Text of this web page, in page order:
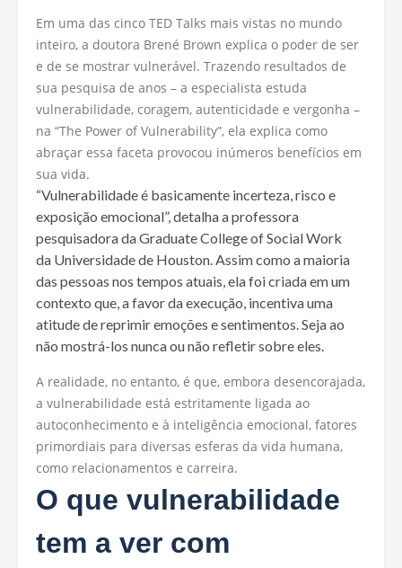
Em uma das cinco TED Talks mais vistas no mundo
inteiro, a doutora Brené Brown explica o poder de ser
e de se mostrar vulnerável. Trazendo resultados de
sua pesquisa de anos – a especialista estuda
vulnerabilidade, coragem, autenticidade e vergonha –
na “The Power of Vulnerability”, ela explica como
abraçar essa faceta provocou inúmeros benefícios em
sua vida.
“Vulnerabilidade é basicamente incerteza, risco e
exposição emocional”, detalha a professora
pesquisadora da Graduate College of Social Work
da Universidade de Houston. Assim como a maioria
das pessoas nos tempos atuais, ela foi criada em um
contexto que, a favor da execução, incentiva uma
atitude de reprimir emoções e sentimentos. Seja ao
não mostrá-los nunca ou não refletir sobre eles.
A realidade, no entanto, é que, embora desencorajada,
a vulnerabilidade está estritamente ligada ao
autoconhecimento e à inteligência emocional, fatores
primordiais para diversas esferas da vida humana,
como relacionamentos e carreira.
O que vulnerabilidade
tem a ver com